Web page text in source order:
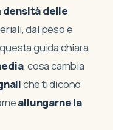
densità delle
dal peso e
guida chiara
, cosa cambia
che ti dicono
allungarne la